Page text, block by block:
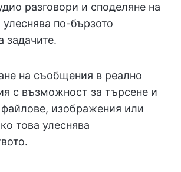
разговори и споделяне на
улеснява по-бързото
задачите.
на съобщения в реално
с възможност за търсене и
изображения или
това улеснява